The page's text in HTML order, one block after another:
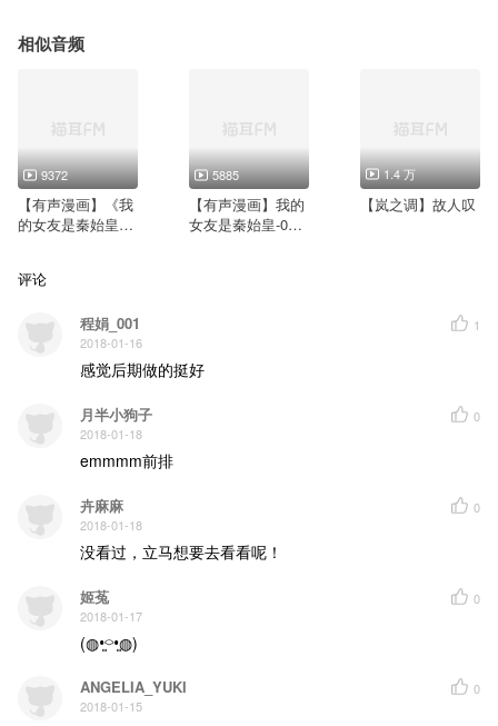
欢迎在微博微信搜索：深焦deepfocus 关注我们
类型: 剧情
制片国家/地区: 法国
语言: 法语
上映日期: 2017-05-19(戛纳电影节)
/ 2017-05-31(法国)
相似音频
9372
【有声漫画】《我
的女友是秦始皇》
室）
5885
【有声漫画】我的
女友是秦始皇-05-
1.4 万
【岚之调】故人叹
评论
程娟_001
2018-01-16
1
感觉后期做的挺好
月半小狗子
2018-01-18
0
emmmm前排
卉麻麻
2018-01-18
0
没看过，立马想要去看看呢！
姬菟
2018-01-17
0
(◍•͈⌔•͈◍)
ANGELIA_YUKI
2018-01-15
0